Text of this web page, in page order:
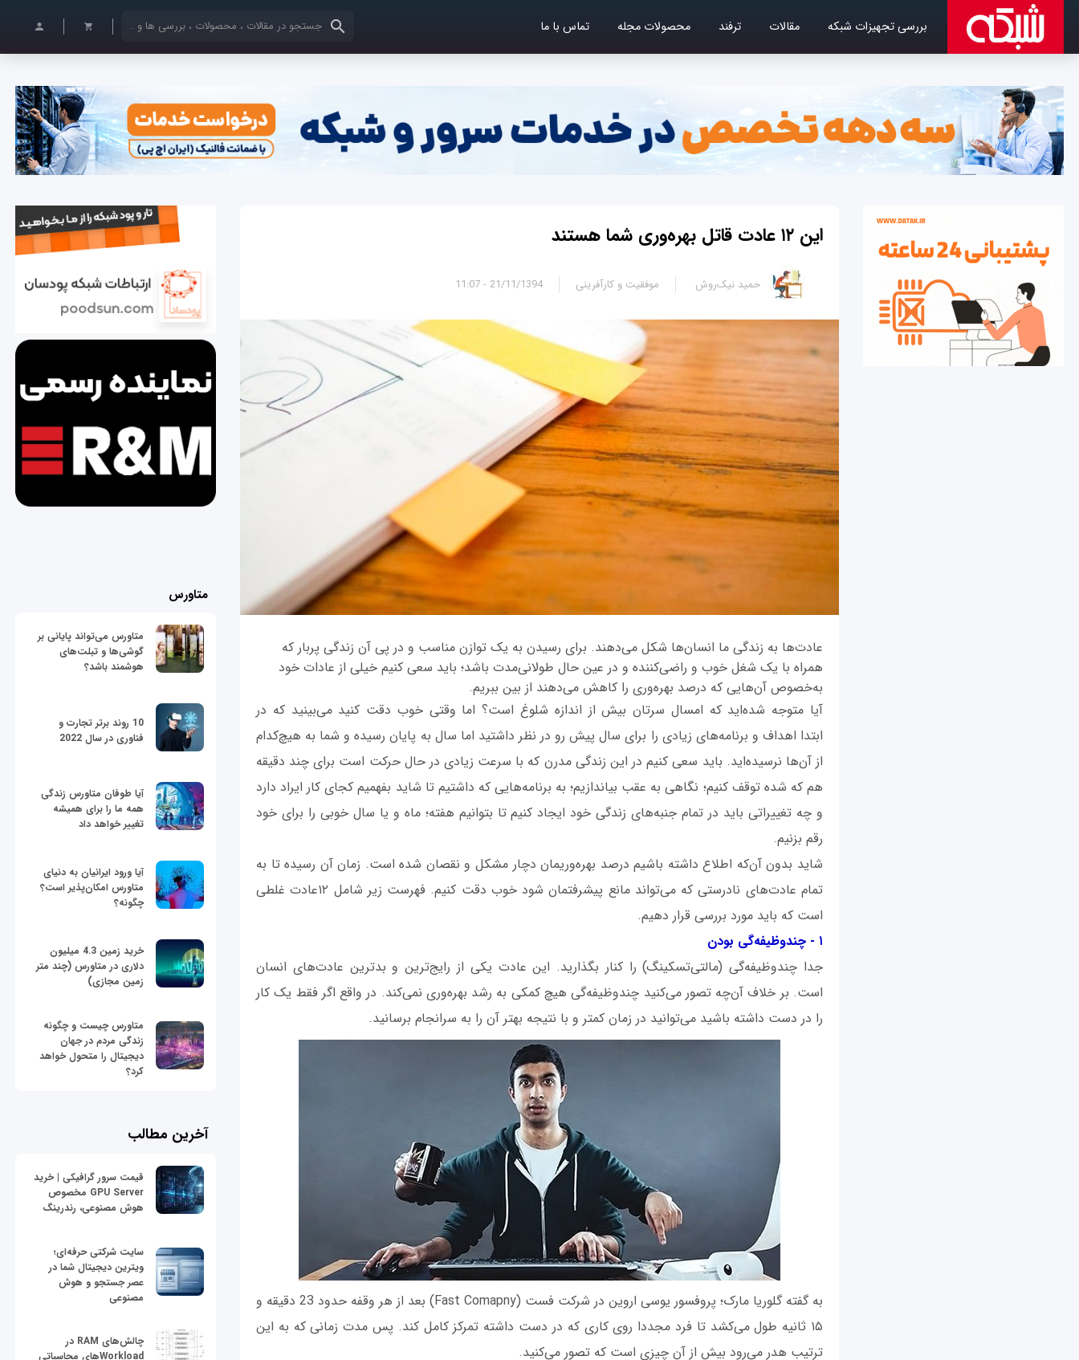
بررسی تجهیزات شبکه مقالات ترفند محصولات مجله تماس با ما کلمات کلیدی خود را وارد کنید
این ۱۲ عادت قاتل بهره‌وری شما هستند
21/11/1394 - 11:07 حمید‌ نیک‌روش موفقیت و کارآفرینی
عادت‌‌ها به زندگی ما انسان‌ها شکل می‌دهند. برای رسیدن به یک توازن مناسب و در پی آن زندگی پربار که
همراه با یک شغل خوب و راضی‌کننده و در عین حال طولانی‌مدت باشد؛ باید سعی کنیم خیلی از عادات خود
به‌خصوص آن‌‌هایی که درصد بهره‌وری را کاهش می‌دهند از بین ببریم.
آیا متوجه شده‌اید که امسال سرتان بیش از اندازه شلوغ است؟ اما وقتی خوب دقت کنید می‌بینید که در
ابتدا اهداف و برنامه‌های زیادی را برای سال پیش رو در نظر داشتید اما سال به پایان رسیده و شما به هیچ‌کدام
از آن‌ها نرسیده‌اید. باید سعی کنیم در این زندگی مدرن که با سرعت زیادی در حال حرکت است برای چند دقیقه
هم که شده توقف کنیم؛ نگاهی به عقب بیاندازیم؛ به برنامه‌هایی که داشتیم تا شاید بفهمیم کجای کار ایراد دارد
و چه تغییراتی باید در تمام جنبه‌های زندگی خود ایجاد کنیم تا بتوانیم هفته‌؛ ماه و یا سال خوبی را برای خود
رقم بزنیم.
شاید بدون آن‌که اطلاع داشته باشیم درصد بهره‌وریمان دچار مشکل و نقصان شده است. زمان آن رسیده تا به
تمام عادت‌های نادرستی که می‌تواند مانع پیشرفتمان شود خوب دقت کنیم. فهرست زیر شامل ۱۲عادت غلطی
است که باید مورد بررسی قرار دهیم.
۱ - چندوظیفه‌گی بودن
جدا چندوظیفه‌گی (مالتی‌تسکینگ) را کنار بگذارید. این عادت یکی از رایج‌ترین و بدترین عادت‌های انسان
است. بر خلاف آن‌چه تصور می‌کنید چندوظیفه‌گی هیچ‌ کمکی به رشد بهره‌وری نمی‌کند. در واقع اگر فقط یک کار
را در دست داشته باشید می‌توانید در زمان کمتر و با نتیجه بهتر آن را به سرانجام برسانید.
به گفته گلوریا مارک؛ پروفسور یو‌سی اروین در شرکت فست (Fast Comapny) بعد از هر وقفه حدود 23 دقیقه و
۱۵ ثانیه طول می‌کشد تا فرد مجددا روی کاری که در دست داشته تمرکز کامل کند. پس مدت زمانی که به این
ترتیب هدر می‌رود بیش از آن چیزی است که تصور می‌کنید.
متاورس
متاورس می‌تواند پایانی بر
گوشی‌ها و تبلت‌های
هوشمند باشد؟
10 روند برتر تجارت و
فناوری در سال 2022
آیا طوفان متاورس زندگی
همه ما را برای همیشه
تغییر خواهد داد
آیا ورود ایرانیان به دنیای
متاورس امکان‌پذیر است؟
چگونه؟
خرید زمین 4.3 میلیون
دلاری در متاورس (چند متر
زمین مجازی)
متاورس چیست و چگونه
زندگی مردم در جهان
دیجیتال را متحول خواهد
کرد؟
آخرین مطالب
قیمت سرور گرافیکی | خرید
GPU Server مخصوص
هوش مصنوعی، رندرینگ
سایت شرکتی حرفه‌ای؛
ویترین دیجیتال شما در
عصر جستجو و هوش
مصنوعی
چالش‌های RAM در
Workloadهای محاسباتی